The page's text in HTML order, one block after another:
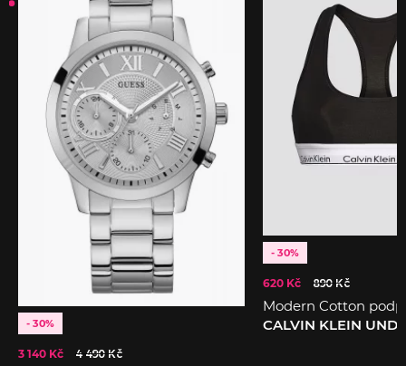
- 30%
3 140 Kč 4 490 Kč
- 30%
620 Kč 890 Kč
Modern Cotton
CALVIN KLEIN